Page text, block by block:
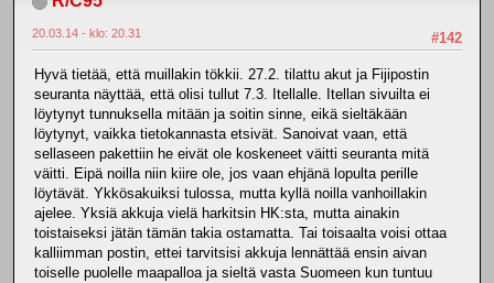
#142
20.03.14 - klo: 20.31
Hyvä tietää, että muillakin tökkii. 27.2. tilattu akut ja Fijipostin
seuranta näyttää, että olisi tullut 7.3. Itellalle. Itellan sivuilta ei
löytynyt tunnuksella mitään ja soitin sinne, eikä sieltäkään
löytynyt, vaikka tietokannasta etsivät. Sanoivat vaan, että
sellaseen pakettiin he eivät ole koskeneet väitti seuranta mitä
väitti. Eipä noilla niin kiire ole, jos vaan ehjänä lopulta perille
löytävät. Ykkösakuiksi tulossa, mutta kyllä noilla vanhoillakin
ajelee. Yksiä akkuja vielä harkitsin HK:sta, mutta ainakin
toistaiseksi jätän tämän takia ostamatta. Tai toisaalta voisi ottaa
kalliimman postin, ettei tarvitsisi akkuja lennättää ensin aivan
toiselle puolelle maapalloa ja sieltä vasta Suomeen kun tuntuu